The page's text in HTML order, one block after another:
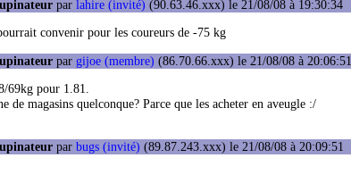
par lahire (invité) (90.63.46.xxx) le 21/08/08 à 19:30:34
convenir pour les coureurs de -75 kg
par gijoe (membre) (86.70.66.xxx) le 21/08/08 à 20:06:51
69kg pour 1.81.
de magasins quelconque? Parce que les acheter en aveugle :/
par bugs (invité) (89.87.243.xxx) le 21/08/08 à 20:09:51